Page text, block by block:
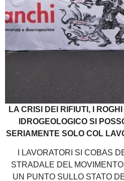
LA CRISI DEI RIFIUTI, I
IDROGEOLOGICO SI
SERIAMENTE SOLO COL
I LAVORATORI SI COBAS
STRADALE DEL
UN PUNTO SULLO STATO